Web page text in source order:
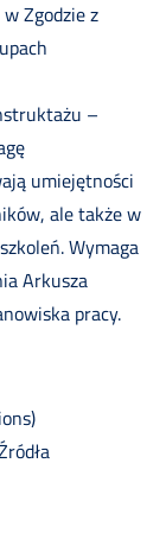
Zgodzie z
–
umiejętności
ale także w
Wymaga
Arkusza
pracy.